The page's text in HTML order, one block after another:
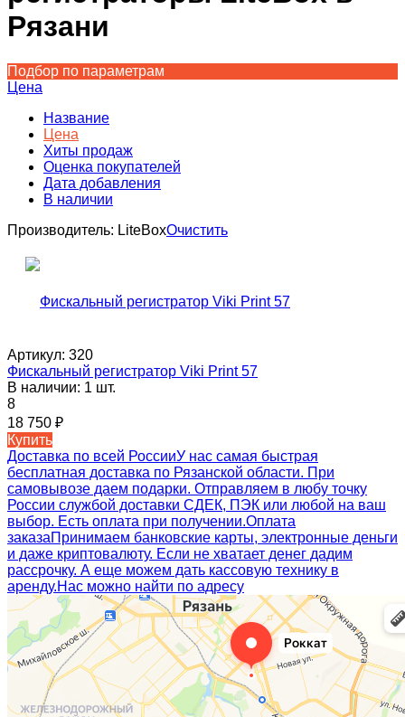
Рязани
Подбор по параметрам
Цена
Название
Цена
Хиты продаж
Оценка покупателей
Дата добавления
В наличии
Производитель: LiteBoxОчистить
Артикул: 320
Фискальный регистратор Viki Print 57
В наличии: 1 шт.
8
18 750 ₽
Купить
Доставка по всей РоссииУ нас самая быстрая
бесплатная доставка по Рязанской области. При
самовывозе даем подарки. Отправляем в любу точку
России службой доставки СДЕК, ПЭК или любой на ваш
выбор. Есть оплата при получении.Оплата
заказаПринимаем банковские карты, электронные деньги
и даже криптовалюту. Если не хватает денег дадим
рассрочку. А еще можем дать кассовую технику в
аренду.Нас можно найти по адресу